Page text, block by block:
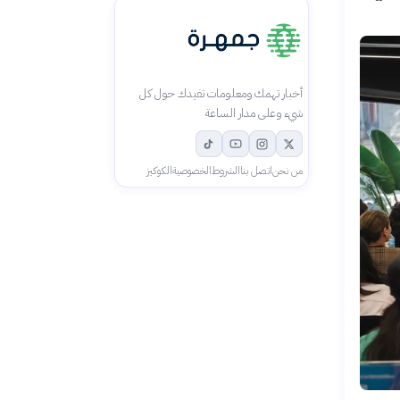
أخبار تهمك ومعلومات تفيدك حول كل
شيء وعلى مدار الساعة
من نحناتصل بناالشروطالخصوصيةالكوكيز